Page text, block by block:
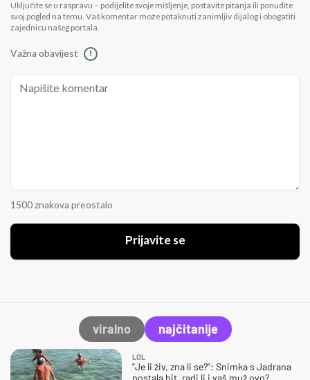
Uključite se u raspravu – podijelite svoje mišljenje, postavite pitanja ili ponudite
svoj pogled na temu. Vaš komentar može potaknuti zanimljiv dijalog i obogatiti
zajednicu našeg portala.
Važna obavijest !
1500 znakova preostalo
Prijavite se
viralno najčitanije
LOL
"Je li živ, zna li se?": Snimka s Jadrana
postala hit, radi li i vaš muž ovo?